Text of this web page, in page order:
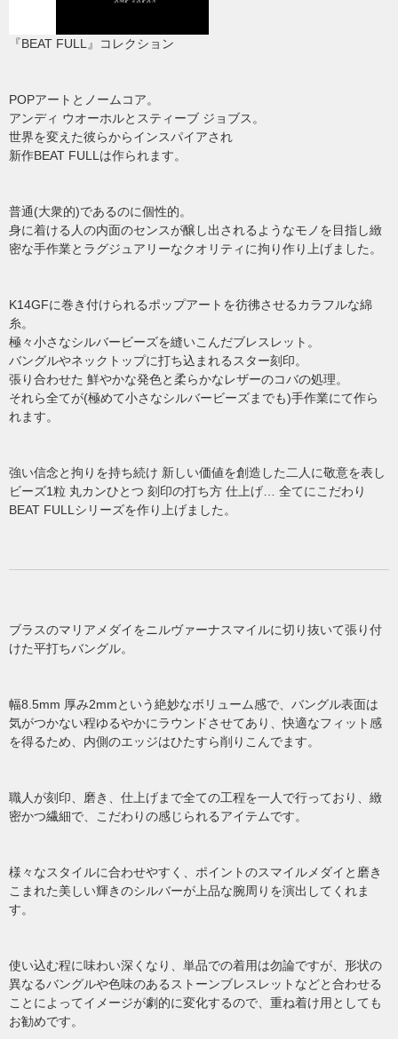
『BEAT FULL』コレクション
POPアートとノームコア。
アンディ ウオーホルとスティーブ ジョブス。
世界を変えた彼らからインスパイアされ
新作BEAT FULLは作られます。
普通(大衆的)であるのに個性的。
身に着ける人の内面のセンスが醸し出されるようなモノを目指し緻
密な手作業とラグジュアリーなクオリティに拘り作り上げました。
K14GFに巻き付けられるポップアートを彷彿させるカラフルな綿
糸。
極々小さなシルバービーズを縫いこんだブレスレット。
バングルやネックトップに打ち込まれるスター刻印。
張り合わせた 鮮やかな発色と柔らかなレザーのコバの処理。
それら全てが(極めて小さなシルバービーズまでも)手作業にて作ら
れます。
強い信念と拘りを持ち続け 新しい価値を創造した二人に敬意を表し
ビーズ1粒 丸カンひとつ 刻印の打ち方 仕上げ… 全てにこだわり
BEAT FULLシリーズを作り上げました。
ブラスのマリアメダイをニルヴァーナスマイルに切り抜いて張り付
けた平打ちバングル。
幅8.5mm 厚み2mmという絶妙なボリューム感で、バングル表面は
気がつかない程ゆるやかにラウンドさせてあり、快適なフィット感
を得るため、内側のエッジはひたすら削りこんでます。
職人が刻印、磨き、仕上げまで全ての工程を一人で行っており、緻
密かつ繊細で、こだわりの感じられるアイテムです。
様々なスタイルに合わせやすく、ポイントのスマイルメダイと磨き
こまれた美しい輝きのシルバーが上品な腕周りを演出してくれま
す。
使い込む程に味わい深くなり、単品での着用は勿論ですが、形状の
異なるバングルや色味のあるストーンブレスレットなどと合わせる
ことによってイメージが劇的に変化するので、重ね着け用としても
お勧めです。